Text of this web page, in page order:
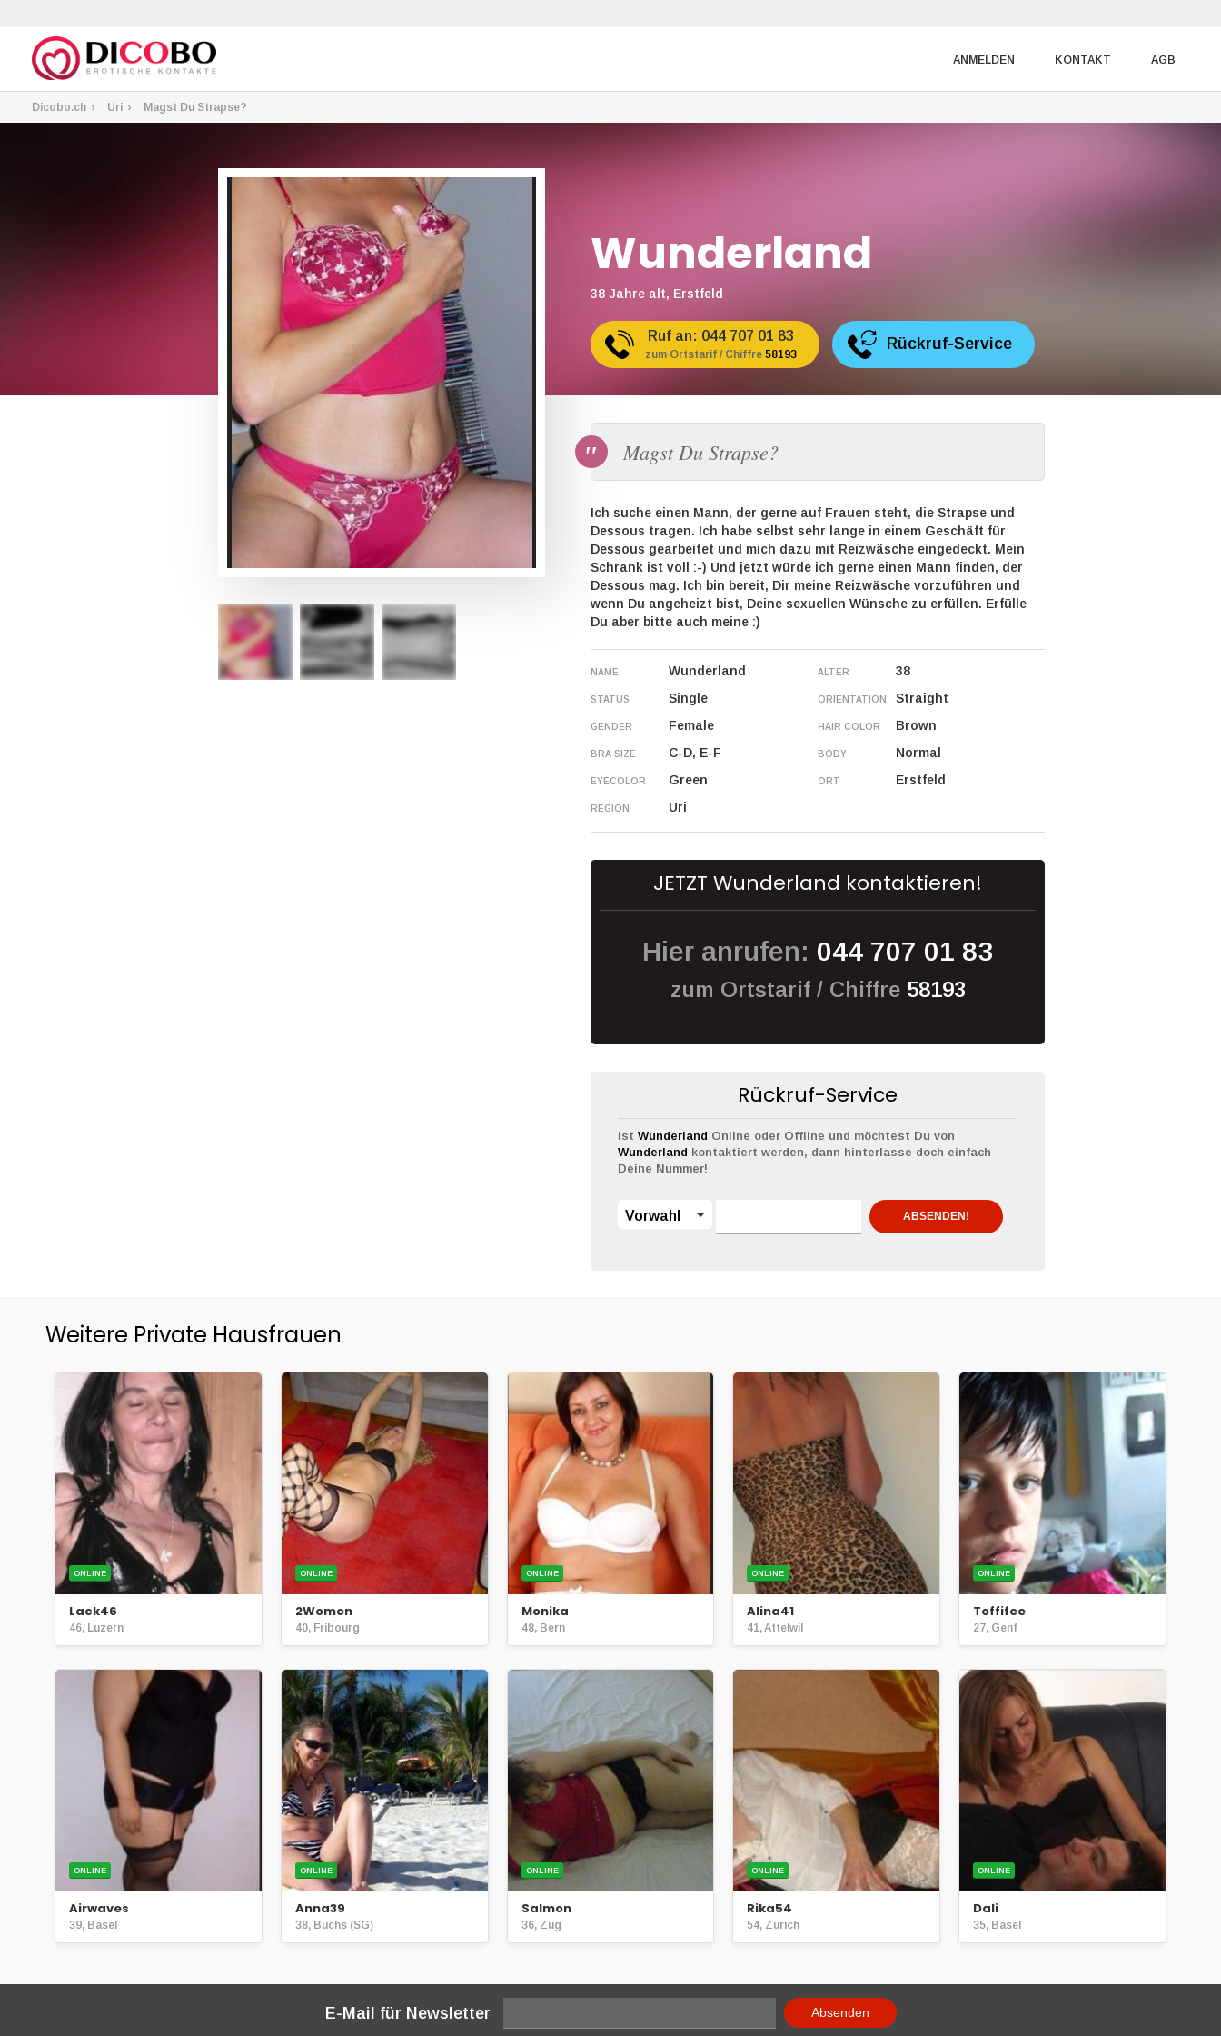
ANMELDEN KONTAKT AGB
Dicobo.ch Uri Magst Du Strapse?
Wunderland
38 Jahre alt, Erstfeld
Ruf an: 044 707 01 83
zum Ortstarif / Chiffre 58193
Rückruf-Service
Magst Du Strapse?
Ich suche einen Mann, der gerne auf Frauen steht, die Strapse und
Dessous tragen. Ich habe selbst sehr lange in einem Geschäft für
Dessous gearbeitet und mich dazu mit Reizwäsche eingedeckt. Mein
Schrank ist voll :-) Und jetzt würde ich gerne einen Mann finden, der
Dessous mag. Ich bin bereit, Dir meine Reizwäsche vorzuführen und
wenn Du angeheizt bist, Deine sexuellen Wünsche zu erfüllen. Erfülle
Du aber bitte auch meine :)
NAME Wunderland ALTER 38
STATUS Single ORIENTATION Straight
GENDER Female HAIR COLOR Brown
BRA SIZE C-D, E-F BODY Normal
EYECOLOR Green ORT Erstfeld
REGION Uri
JETZT Wunderland kontaktieren!
Hier anrufen: 044 707 01 83
zum Ortstarif / Chiffre 58193
Rückruf-Service
Ist Wunderland Online oder Offline und möchtest Du von
Wunderland kontaktiert werden, dann hinterlasse doch einfach
Deine Nummer!
Vorwahl ABSENDEN!
Weitere Private Hausfrauen
ONLINE
Lack46
46, Luzern
ONLINE
2Women
40, Fribourg
ONLINE
Monika
48, Bern
ONLINE
Alina41
41, Attelwil
ONLINE
Toffifee
27, Genf
ONLINE
Airwaves
39, Basel
ONLINE
Anna39
38, Buchs (SG)
ONLINE
Salmon
36, Zug
ONLINE
Rika54
54, Zürich
ONLINE
Dali
35, Basel
E-Mail für Newsletter Absenden